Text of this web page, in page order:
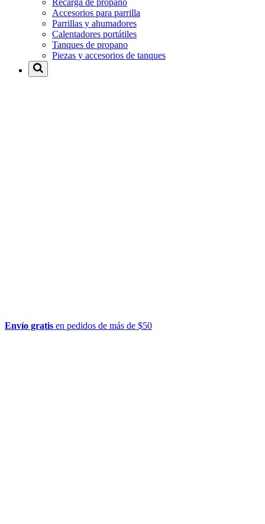
Recarga de propano
Accesorios para parrilla
Parrillas y ahumadores
Calentadores portátiles
Tanques de propano
Piezas y accesorios de tanques
Envío gratis en pedidos de más de $50